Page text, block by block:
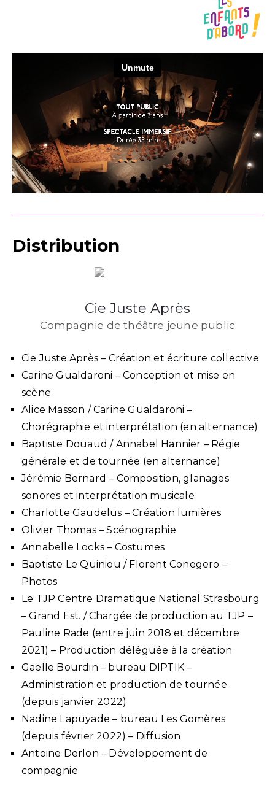
Distribution
Cie Juste Après
Compagnie de théâtre jeune public
Cie Juste Après – Création et écriture collective
Carine Gualdaroni – Conception et mise en
scène
Alice Masson / Carine Gualdaroni –
Chorégraphie et interprétation (en alternance)
Baptiste Douaud / Annabel Hannier – Régie
générale et de tournée (en alternance)
Jérémie Bernard – Composition, glanages
sonores et interprétation musicale
Charlotte Gaudelus – Création lumières
Olivier Thomas – Scénographie
Annabelle Locks – Costumes
Baptiste Le Quiniou / Florent Conegero –
Photos
Le TJP Centre Dramatique National Strasbourg
– Grand Est. / Chargée de production au TJP –
Pauline Rade (entre juin 2018 et décembre
2021) – Production déléguée à la création
Gaëlle Bourdin – bureau DIPTIK –
Administration et production de tournée
(depuis janvier 2022)
Nadine Lapuyade – bureau Les Gomères
(depuis février 2022) – Diffusion
Antoine Derlon – Développement de
compagnie